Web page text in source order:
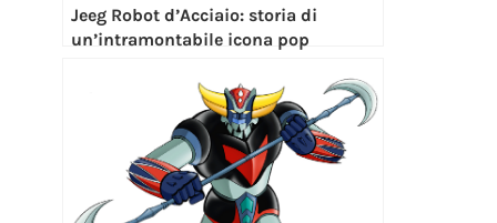
Jeeg Robot d’Acciaio: storia di
un’intramontabile icona pop